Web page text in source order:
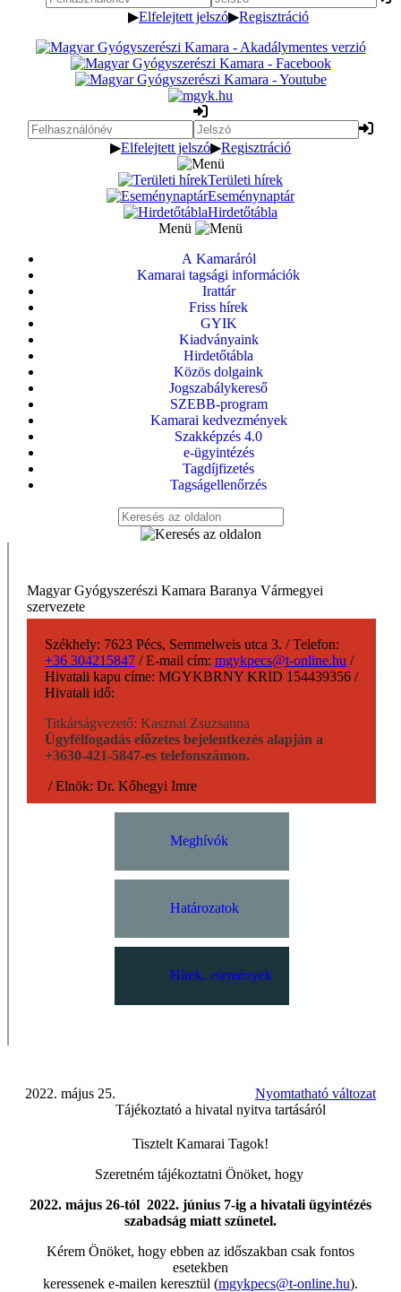
▶Elfelejtett jelszó▶Regisztráció
▶Elfelejtett jelszó▶Regisztráció
Területi hírek
Eseménynaptár
Hirdetőtábla
Menü
A Kamaráról
Kamarai tagsági információk
Irattár
Friss hírek
GYIK
Kiadványaink
Hirdetőtábla
Közös dolgaink
Jogszabálykereső
SZEBB-program
Kamarai kedvezmények
Szakképzés 4.0
e-ügyintézés
Tagdíjfizetés
Tagságellenőrzés
Magyar Gyógyszerészi Kamara Baranya Vármegyei
szervezete
Székhely: 7623 Pécs, Semmelweis utca 3. /Telefon:
+36 304215847 /E-mail cím: mgykpecs@t-online.hu /
Hivatali kapu címe: MGYKBRNY KRID 154439356 /
Hivatali idő:
Titkárságvezető: Kasznai Zsuzsanna
Ügyfélfogadás előzetes bejelentkezés alapján a
+3630-421-5847-es telefonszámon.
/Elnök: Dr. Kőhegyi Imre
Meghívók
Határozatok
Hírek, események
Nyomtatható változat
2022. május 25.
Tájékoztató a hivatal nyitva tartásáról
Tisztelt Kamarai Tagok!
Szeretném tájékoztatni Önöket, hogy
2022. május 26-tól 2022. június 7-ig a hivatali ügyintézés
szabadság miatt szünetel.
Kérem Önöket, hogy ebben az időszakban csak fontos
esetekben
keressenek e-mailen keresztül (mgykpecs@t-online.hu).